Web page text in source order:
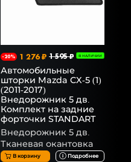
-20% 1 276 ₽ 1 595 ₽ В НАЛИЧИИ
Автомобильные
шторки Mazda CX-5 (1)
(2011-2017)
Внедорожник 5 дв.
Комплект на задние
форточки STANDART
Внедорожник 5 дв.
Тканевая окантовка
В корзину Подробнее